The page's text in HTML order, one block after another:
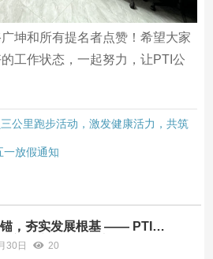
坤和所有提名者点赞！希望大家
工作状态，一起努力，让PTI公
公里跑步活动，激发健康活力，共筑
一放假通知
锚，夯实发展根基 —— PTI派
主题培训顺利收官
30日
20